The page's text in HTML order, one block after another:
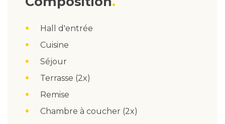
Hall d'entrée
Cuisine
Séjour
Terrasse (2x)
Remise
Chambre à coucher (2x)